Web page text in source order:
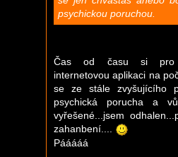
psychickou poruchou.
Čas od času si pro
internetovou aplikaci na
se ze stále zvyšujícího
psychická porucha a
vyřešené...jsem
zahanbení....
Pááááá